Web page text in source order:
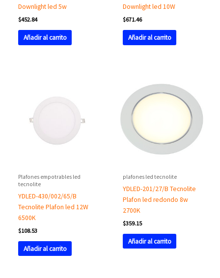
Downlight led 5w
$452.84
Añadir al carrito
Downlight led 10W
$671.46
Añadir al carrito
Plafones empotrables led
tecnolite
YDLED-430/002/65/B
Tecnolite Plafon led 12W
6500K
$108.53
Añadir al carrito
plafones led tecnolite
YDLED-201/27/B Tecnolite
Plafon led redondo 8w
2700K
$359.15
Añadir al carrito